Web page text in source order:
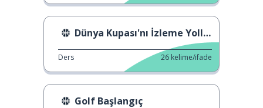
Dünya Kupası'nı İzleme Yolları
Ders 26 kelime/ifade
Golf Başlangıç